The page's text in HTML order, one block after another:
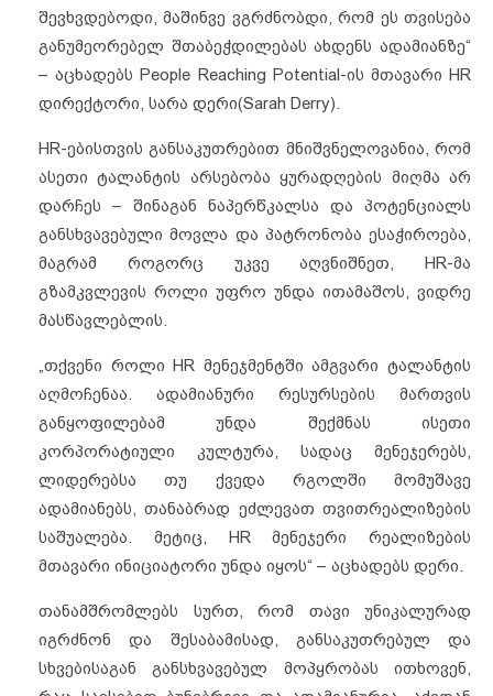
შევხვდებოდი, მაშინვე ვგრძნობდი, რომ ეს თვისება
განუმეორებელ შთაბეჭდილებას ახდენს ადამიანზე“
– აცხადებს People Reaching Potential-ის მთავარი HR
დირექტორი, სარა დერი(Sarah Derry).
HR-ებისთვის განსაკუთრებით მნიშვნელოვანია, რომ
ასეთი ტალანტის არსებობა ყურადღების მიღმა არ
დარჩეს – შინაგან ნაპერწკალსა და პოტენციალს
განსხვავებული მოვლა და პატრონობა ესაჭიროება,
მაგრამ როგორც უკვე აღვნიშნეთ, HR-მა
გზამკვლევის როლი უფრო უნდა ითამაშოს, ვიდრე
მასწავლებლის.
„თქვენი როლი HR მენეჯმენტში ამგვარი ტალანტის
აღმოჩენაა. ადამიანური რესურსების მართვის
განყოფილებამ უნდა შექმნას ისეთი
კორპორატიული კულტურა, სადაც მენეჯერებს,
ლიდერებსა თუ ქვედა რგოლში მომუშავე
ადამიანებს, თანაბრად ეძლევათ თვითრეალიზების
საშუალება. მეტიც, HR მენეჯერი რეალიზების
მთავარი ინიციატორი უნდა იყოს“ – აცხადებს დერი.
თანამშრომლებს სურთ, რომ თავი უნიკალურად
იგრძნონ და შესაბამისად, განსაკუთრებულ და
სხვებისაგან განსხვავებულ მოპყრობას ითხოვენ,